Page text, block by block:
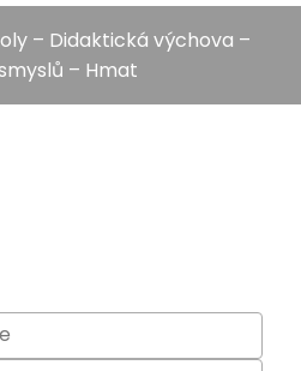
– Didaktická výchova –
– Hmat